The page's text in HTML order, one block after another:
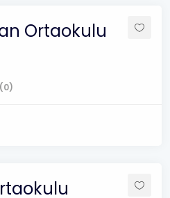
Ortaokulu
(0)